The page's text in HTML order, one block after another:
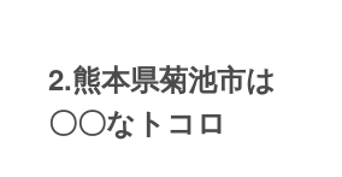
2.熊本県菊池市は
〇〇なトコロ